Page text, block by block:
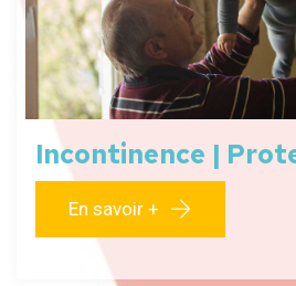
Incontinence |
En savoir +